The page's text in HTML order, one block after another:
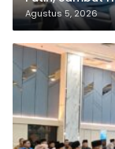
Agustus 5, 2026